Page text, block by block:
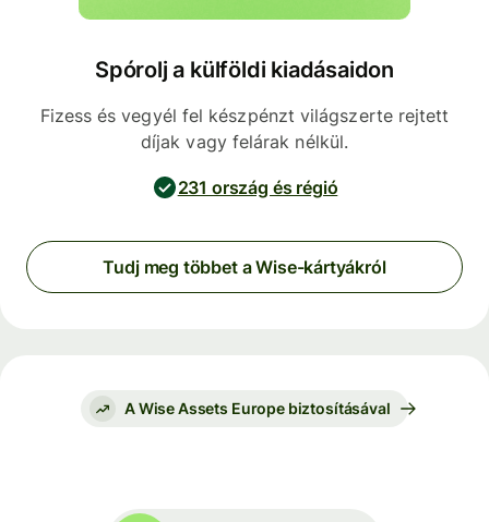
Spórolj a külföldi kiadásaidon
Fizess és vegyél fel készpénzt világszerte rejtett
díjak vagy felárak nélkül.
231 ország és régió
Tudj meg többet a Wise-kártyákról
A Wise Assets Europe biztosításával